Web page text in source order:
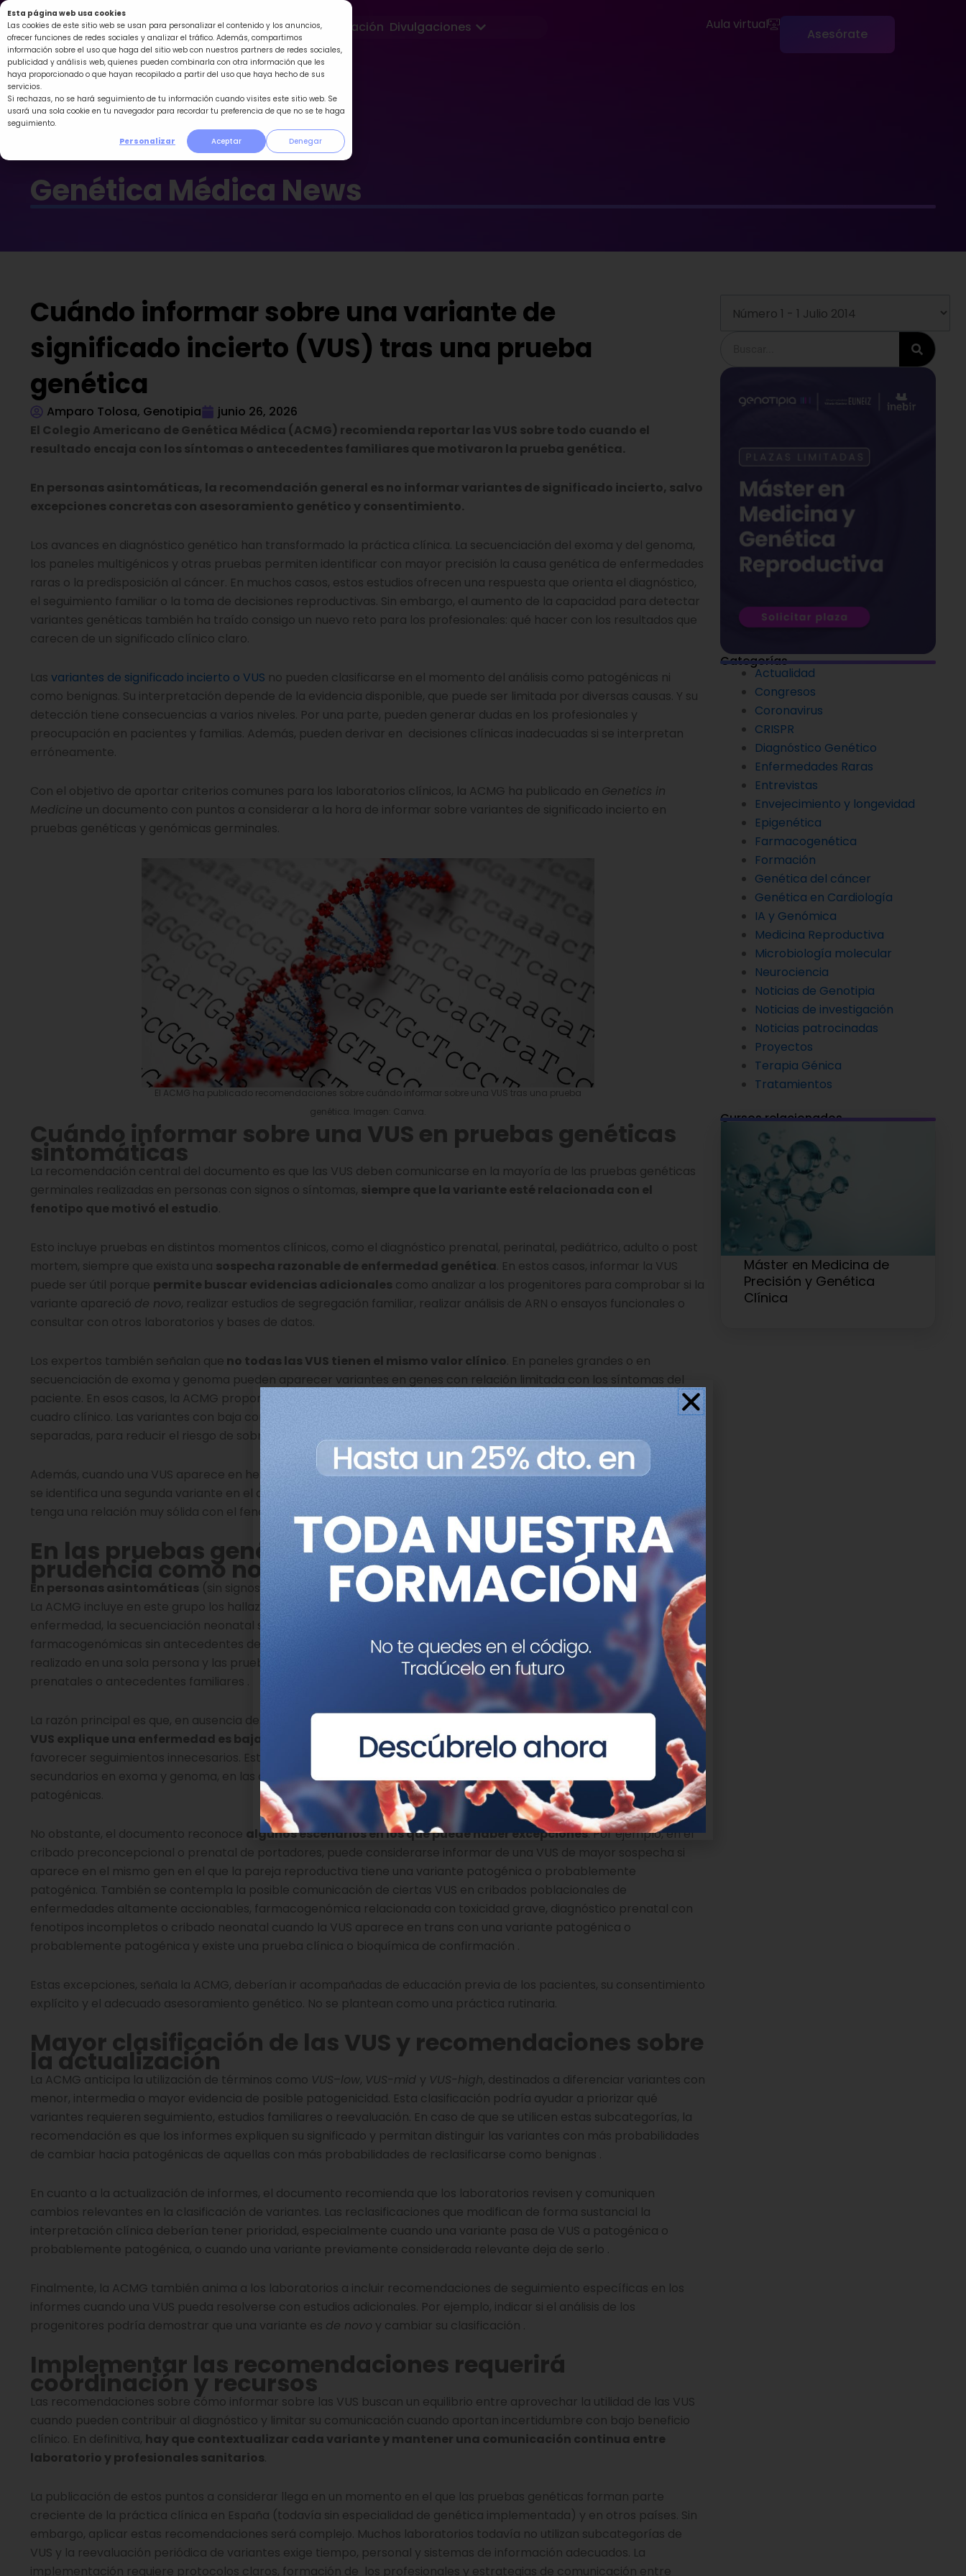
Esta página web usa cookies
Las cookies de este sitio web se usan para personalizar el contenido y los anuncios,
ofrecer funciones de redes sociales y analizar el tráfico. Además, compartimos
información sobre el uso que haga del sitio web con nuestros partners de redes sociales,
publicidad y análisis web, quienes pueden combinarla con otra información que les
haya proporcionado o que hayan recopilado a partir del uso que haya hecho de sus
servicios.
Si rechazas, no se hará seguimiento de tu información cuando visites este sitio web. Se
usará una sola cookie en tu navegador para recordar tu preferencia de que no se te haga
seguimiento.
Personalizar
Aceptar Denegar
Ir
al
contenido
Formación Divulgaciones Abrir Divulgaciones Aula virtual
Asesórate
Genética Médica News
Cuándo informar sobre una variante de
significado incierto (VUS) tras una prueba
genética
Amparo Tolosa, Genotipia
junio 26, 2026
El Colegio Americano de Genética Médica (ACMG) recomienda reportar las VUS sobre todo cuando el
resultado encaja con los síntomas o antecedentes familiares que motivaron la prueba genética.
En personas asintomáticas, la recomendación general es no informar variantes de significado incierto, salvo
excepciones concretas con asesoramiento genético y consentimiento.
Los avances en diagnóstico genético han transformado la práctica clínica. La secuenciación del exoma y del genoma,
los paneles multigénicos y otras pruebas permiten identificar con mayor precisión la causa genética de enfermedades
raras o la predisposición al cáncer. En muchos casos, estos estudios ofrecen una respuesta que orienta el diagnóstico,
el seguimiento familiar o la toma de decisiones reproductivas. Sin embargo, el aumento de la capacidad para detectar
variantes genéticas también ha traído consigo un nuevo reto para los profesionales: qué hacer con los resultados que
carecen de un significado clínico claro.
Las variantes de significado incierto o VUS no pueden clasificarse en el momento del análisis como patogénicas ni
como benignas. Su interpretación depende de la evidencia disponible, que puede ser limitada por diversas causas. Y su
detección tiene consecuencias a varios niveles. Por una parte, pueden generar dudas en los profesionales y
preocupación en pacientes y familias. Además, pueden derivar en decisiones clínicas inadecuadas si se interpretan
erróneamente.
Con el objetivo de aportar criterios comunes para los laboratorios clínicos, la ACMG ha publicado en Genetics in
Medicine un documento con puntos a considerar a la hora de informar sobre variantes de significado incierto en
pruebas genéticas y genómicas germinales.
El ACMG ha publicado recomendaciones sobre cuándo informar sobre una VUS tras una prueba
genética. Imagen: Canva.
Cuándo informar sobre una VUS en pruebas genéticas
sintomáticas
La recomendación central del documento es que las VUS deben comunicarse en la mayoría de las pruebas genéticas
germinales realizadas en personas con signos o síntomas, siempre que la variante esté relacionada con el
fenotipo que motivó el estudio.
Esto incluye pruebas en distintos momentos clínicos, como el diagnóstico prenatal, perinatal, pediátrico, adulto o post
mortem, siempre que exista una sospecha razonable de enfermedad genética. En estos casos, informar la VUS
puede ser útil porque permite buscar evidencias adicionales como analizar a los progenitores para comprobar si la
variante apareció de novo, realizar estudios de segregación familiar, realizar análisis de ARN o ensayos funcionales o
consultar con otros laboratorios y bases de datos.
Los expertos también señalan que no todas las VUS tienen el mismo valor clínico. En paneles grandes o en
secuenciación de exoma y genoma pueden aparecer variantes en genes con relación limitada con los síntomas del
paciente. En esos casos, la ACMG propone que los laboratorios indiquen de forma clara si la variante encaja o no con el
cuadro clínico. Las variantes con baja correlación podrían no incluirse en el informe principal o situarse en secciones
separadas, para reducir el riesgo de sobreinterpretación.
Además, cuando una VUS aparece en heterocigosis en un gen asociado solo a enfermedad autosómica recesiva y no
se identifica una segunda variante en el otro alelo, los laboratorios pueden decidir no comunicarla, salvo que el gen
tenga una relación muy sólida con el fenotipo de la persona estudiada.
En las pruebas genéticas asintomáticas se recomienda
prudencia como norma general
En personas asintomáticas (sin signos de enfermedad), la recomendación general es no informar sobre las VUS.
La ACMG incluye en este grupo los hallazgos secundarios o incidentales, los cribados poblacionales para riesgo de
enfermedad, la secuenciación neonatal sin hallazgos clínicos o metabólicos compatibles, las pruebas
farmacogenómicas sin antecedentes de respuesta adversa o inesperada a medicamentos, el cribado de portadores
realizado en una sola persona y las pruebas prenatales cuando el hallazgo no se relaciona con datos clínicos
prenatales o antecedentes familiares .
La razón principal es que, en ausencia de síntomas o historia familiar compatible, la
probabilidad previa de que una
VUS explique una enfermedad es baja
. Informar sobre ella puede generar más incertidumbre que beneficio y
favorecer seguimientos innecesarios. Este criterio se alinea con recomendaciones previas de la ACMG para hallazgos
secundarios en exoma y genoma, en las que se prioriza reportar las variantes patogénicas o probablemente
patogénicas.
No obstante, el documento reconoce algunos escenarios en los que puede haber excepciones. Por ejemplo, en el
cribado preconcepcional o prenatal de portadores, puede considerarse informar de una VUS de mayor sospecha si
aparece en el mismo gen en el que la pareja reproductiva tiene una variante patogénica o probablemente
patogénica. También se contempla la posible comunicación de ciertas VUS en cribados poblacionales de
enfermedades altamente accionables, farmacogenómica relacionada con toxicidad grave, diagnóstico prenatal con
fenotipos incompletos o cribado neonatal cuando la VUS aparece en trans con una variante patogénica o
probablemente patogénica y existe una prueba clínica o bioquímica de confirmación .
Estas excepciones, señala la ACMG, deberían ir acompañadas de educación previa de los pacientes, su consentimiento
explícito y el adecuado asesoramiento genético. No se plantean como una práctica rutinaria.
Mayor clasificación de las VUS y recomendaciones sobre
la actualización
La ACMG anticipa la utilización de términos como VUS–low, VUS-mid y VUS-high, destinados a diferenciar variantes con
menor, intermedia o mayor evidencia de posible patogenicidad. Esta clasificación podría ayudar a priorizar qué
variantes requieren seguimiento, estudios familiares o reevaluación. En caso de que se utilicen estas subcategorías, la
recomendación es que los informes expliquen su significado y permitan distinguir las variantes con más probabilidades
de cambiar hacia patogénicas de aquellas con más probabilidades de reclasificarse como benignas .
En cuanto a la actualización de informes, el documento recomienda que los laboratorios revisen y comuniquen
cambios relevantes en la clasificación de variantes. Las reclasificaciones que modifican de forma sustancial la
interpretación clínica deberían tener prioridad, especialmente cuando una variante pasa de VUS a patogénica o
probablemente patogénica, o cuando una variante previamente considerada relevante deja de serlo .
Finalmente, la ACMG también anima a los laboratorios a incluir recomendaciones de seguimiento específicas en los
informes cuando una VUS pueda resolverse con estudios adicionales. Por ejemplo, indicar si el análisis de los
progenitores podría demostrar que una variante es de novo y cambiar su clasificación .
Implementar las recomendaciones requerirá
coordinación y recursos
Las recomendaciones sobre cómo informar sobre las VUS buscan un equilibrio entre aprovechar la utilidad de las VUS
cuando pueden contribuir al diagnóstico y limitar su comunicación cuando aportan incertidumbre con bajo beneficio
clínico. En definitiva, hay que contextualizar cada variante y mantener una comunicación continua entre
laboratorio y profesionales sanitarios.
La publicación de estos puntos a considerar llega en un momento en el que las pruebas genéticas forman parte
creciente de la práctica clínica en España (todavía sin especialidad de genética implementada) y en otros países. Sin
embargo, aplicar estas recomendaciones será complejo. Muchos laboratorios todavía no utilizan subcategorías de
VUS y la reevaluación periódica de variantes exige tiempo, personal y sistemas de información adecuados. La
implementación requiere protocolos claros, formación de los profesionales y estrategias de comunicación entre
Categorías
Actualidad
Congresos
Coronavirus
CRISPR
Diagnóstico Genético
Enfermedades Raras
Entrevistas
Envejecimiento y longevidad
Epigenética
Farmacogenética
Formación
Genética del cáncer
Genética en Cardiología
IA y Genómica
Medicina Reproductiva
Microbiología molecular
Neurociencia
Noticias de Genotipia
Noticias de investigación
Noticias patrocinadas
Proyectos
Terapia Génica
Tratamientos
Cursos relacionados
Máster en Medicina de
Precisión y Genética
Clínica